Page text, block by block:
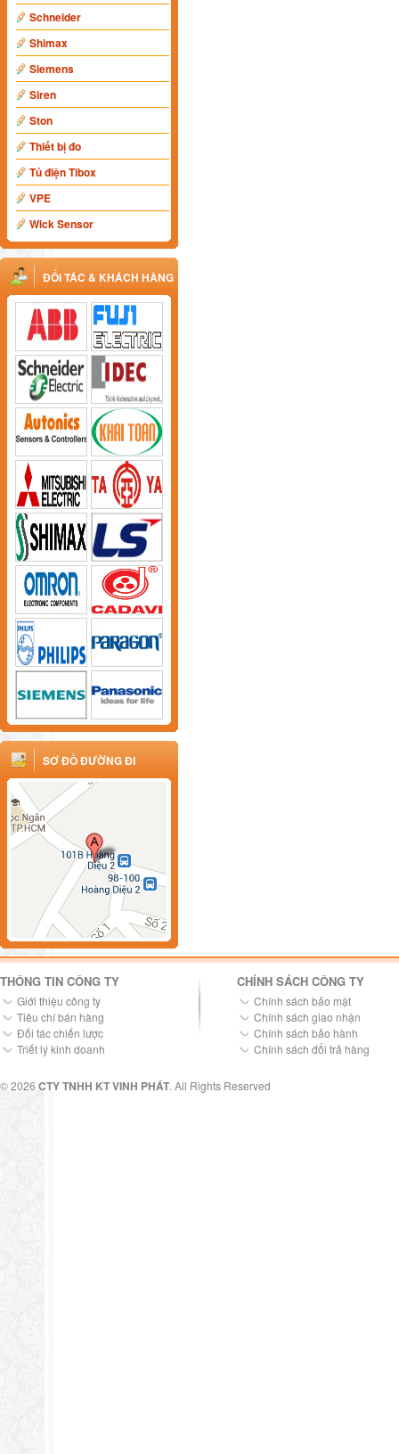
Schneider
Shimax
Siemens
Siren
Ston
Thiết bị đo
Tủ điện Tibox
VPE
Wick Sensor
ĐỐI TÁC & KHÁCH HÀNG
SƠ ĐỒ ĐƯỜNG ĐI
THÔNG TIN CÔNG TY
Giới thiệu công ty
Tiêu chí bán hàng
Đối tác chiến lược
Triết lý kinh doanh
CHÍNH SÁCH CÔNG TY
Chính sách bảo mật
Chính sách giao nhận
Chính sách bảo hành
Chính sách đổi trả hàng
© 2026 CTY TNHH KT VINH PHÁT. All Rights Reserved